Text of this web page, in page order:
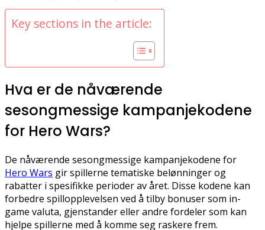
Key sections in the article:
Hva er de nåværende
sesongmessige kampanjekodene
for Hero Wars?
De nåværende sesongmessige kampanjekodene for
Hero Wars gir spillerne tematiske belønninger og
rabatter i spesifikke perioder av året. Disse kodene kan
forbedre spillopplevelsen ved å tilby bonuser som in-
game valuta, gjenstander eller andre fordeler som kan
hjelpe spillerne med å komme seg raskere frem.